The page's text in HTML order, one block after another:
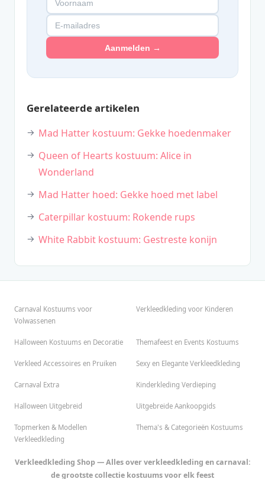
Aanmelden →
Gerelateerde artikelen
Mad Hatter kostuum: Gekke hoedenmaker
Queen of Hearts kostuum: Alice in
Wonderland
Mad Hatter hoed: Gekke hoed met label
Caterpillar kostuum: Rokende rups
White Rabbit kostuum: Gestreste konijn
Carnaval Kostuums voor
Volwassenen
Verkleedkleding voor Kinderen
Halloween Kostuums en Decoratie Themafeest en Events Kostuums
Verkleed Accessoires en Pruiken Sexy en Elegante Verkleedkleding
Carnaval Extra Kinderkleding Verdieping
Halloween Uitgebreid Uitgebreide Aankoopgids
Topmerken & Modellen
Verkleedkleding
Thema's & Categorieën Kostuums
Verkleedkleding Shop — Alles over verkleedkleding en carnaval:
de grootste collectie kostuums voor elk feest